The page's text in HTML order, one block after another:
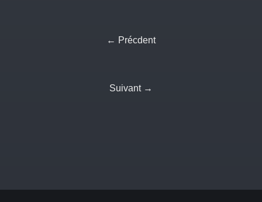
← Précdent
Suivant →